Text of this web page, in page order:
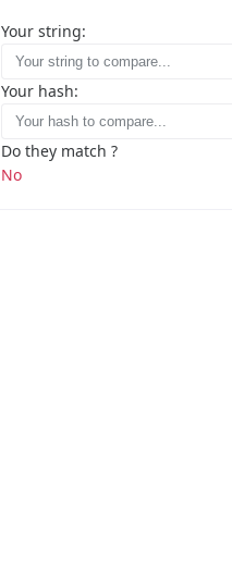
Your string:
Your hash:
Do they match ?
No